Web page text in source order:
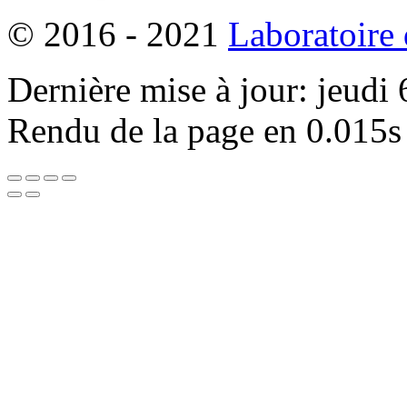
© 2016 - 2021 Laboratoire
Dernière mise à jour:
Rendu de la page en 0.015s